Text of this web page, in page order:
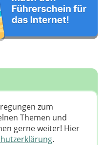
zum
Themen und
gerne weiter! ​Hier
.